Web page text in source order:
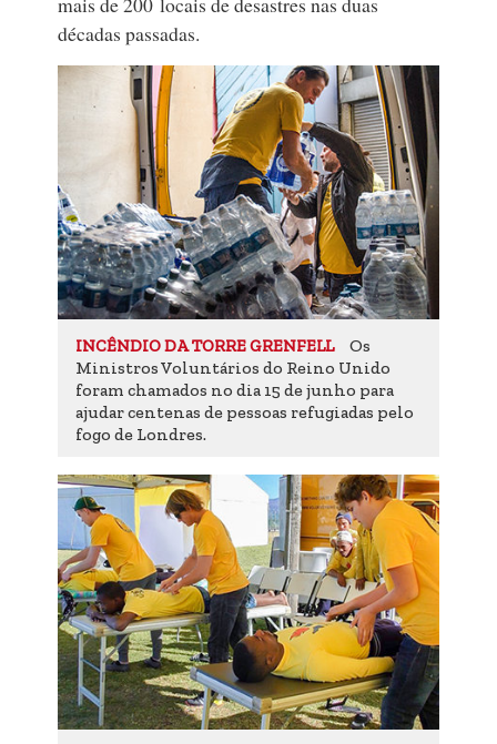
décadas passadas.
INCÊNDIO DA TORRE GRENFELL
Os
Ministros Voluntários do Reino Unido
foram chamados no dia 15 de junho para
ajudar centenas de pessoas refugiadas pelo
fogo de Londres.